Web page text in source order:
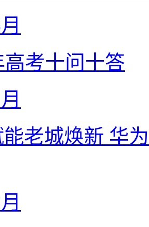
高考十问十答
老城焕新 华